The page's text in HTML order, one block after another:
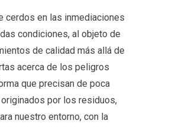
cerdos en las inmediaciones
condiciones, al objeto de
de calidad más allá de
acerca de los peligros
que precisan de poca
por los residuos,
nuestro entorno, con la